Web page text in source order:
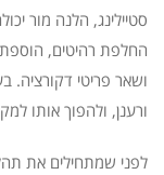
סטיילינג, הלנה מור
החלפת רהיטים, הוספת
ושאר פריטי דקורציה.
ורענן, ולהפוך אותו
לפני שמתחילים את